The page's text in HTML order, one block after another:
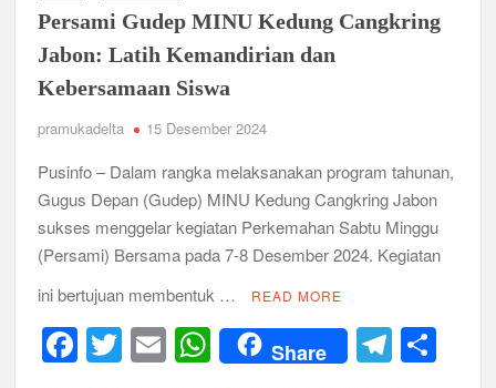
Semangat “Cerdas, Ceria, Cekatan” Warnai Pesta Siaga
Kwarran Sukodono Tahun 2026
Berkarakter, Berprestasi, Berbudi Luhur : Lomba Tingkat I
Cetak Generasi Tangguh
Pramuka SMKN 1 Jabon Tempa Disiplin dan Kepedulian
Sosial Melalui Jelajah Desa
Gemuruh Semangat di Pangkalan SMP YPM 1 Taman: Saat
Perkuat Kepemimpinan dan Demokrasi, Kwarran Jabon Gelar
Persami Gudep MINU Kedung Cangkring
Jabon: Latih Kemandirian dan
Kebersamaan Siswa
pramukadelta 15 Desember 2024
Pusinfo – Dalam rangka melaksanakan program tahunan,
Gugus Depan (Gudep) MINU Kedung Cangkring Jabon
sukses menggelar kegiatan Perkemahan Sabtu Minggu
(Persami) Bersama pada 7-8 Desember 2024. Kegiatan
ini bertujuan membentuk …
READ MORE
F T E W Share T